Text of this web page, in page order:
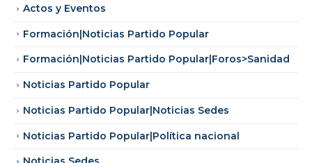
Actos y Eventos
Formación|Noticias Partido Popular
Formación|Noticias Partido Popular|Foros>Sanidad
Noticias Partido Popular
Noticias Partido Popular|Noticias Sedes
Noticias Partido Popular|Política nacional